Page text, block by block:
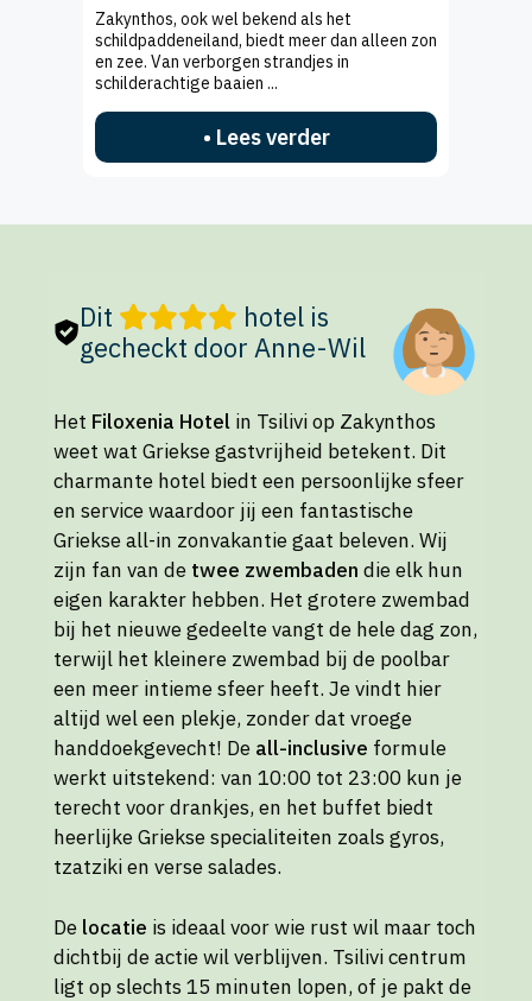
Zakynthos, ook wel bekend als het
schildpaddeneiland, biedt meer dan alleen zon
en zee. Van verborgen strandjes in
schilderachtige baaien ...
• Lees verder
Dit
hotel is
gecheckt door Anne-Wil
Het Filoxenia Hotel in Tsilivi op Zakynthos
weet wat Griekse gastvrijheid betekent. Dit
charmante hotel biedt een persoonlijke sfeer
en service waardoor jij een fantastische
Griekse all-in zonvakantie gaat beleven. Wij
zijn fan van de twee zwembaden die elk hun
eigen karakter hebben. Het grotere zwembad
bij het nieuwe gedeelte vangt de hele dag zon,
terwijl het kleinere zwembad bij de poolbar
een meer intieme sfeer heeft. Je vindt hier
altijd wel een plekje, zonder dat vroege
handdoekgevecht! De all-inclusive formule
werkt uitstekend: van 10:00 tot 23:00 kun je
terecht voor drankjes, en het buffet biedt
heerlijke Griekse specialiteiten zoals gyros,
tzatziki en verse salades.
De locatie is ideaal voor wie rust wil maar toch
dichtbij de actie wil verblijven. Tsilivi centrum
ligt op slechts 15 minuten lopen, of je pakt de